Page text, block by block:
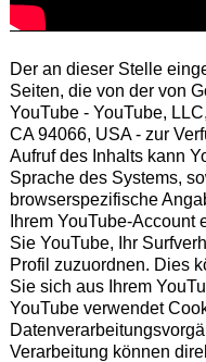
Der an dieser Stelle
Seiten, die von der von
YouTube - YouTube,
CA 94066, USA - zur
Aufruf des Inhalts kann
Sprache des Systems,
browserspezifische
Ihrem YouTube-
Sie YouTube, Ihr
Profil zuzuordnen. Dies
Sie sich aus Ihrem
YouTube verwendet
Verarbeitung können